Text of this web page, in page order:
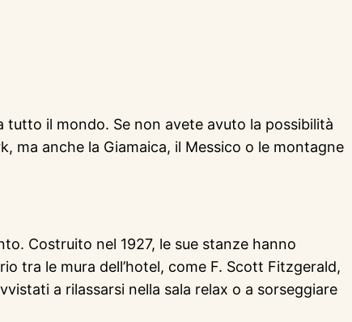
tutto il mondo. Se non avete avuto la possibilità
ma anche la Giamaica, il Messico o le montagne
Costruito nel 1927, le sue stanze hanno
tra le mura dell’hotel, come F. Scott Fitzgerald,
a rilassarsi nella sala relax o a sorseggiare